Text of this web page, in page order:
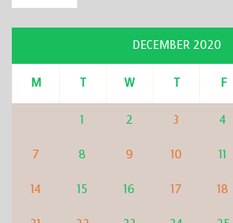
DECEMBER 2020
M T W T F
1 2 3 4
7 8 9 10 11
14 15 16 17 18